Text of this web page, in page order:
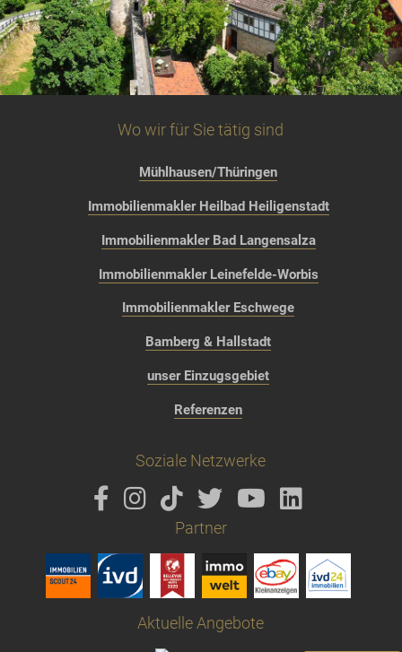
Wo wir für Sie tätig sind
Mühlhausen/Thüringen
Immobilienmakler Heilbad Heiligenstadt
Immobilienmakler Bad Langensalza
Immobilienmakler Leinefelde-Worbis
Immobilienmakler Eschwege
Bamberg & Hallstadt
unser Einzugsgebiet
Referenzen
Soziale Netzwerke
Partner
Aktuelle Angebote